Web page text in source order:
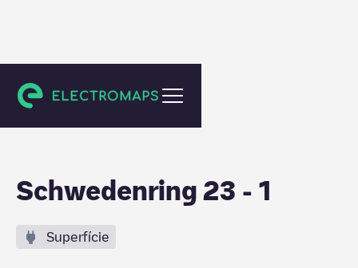
Bad Soden-Salmünster
Schwedenring 23 - 1
Superfície